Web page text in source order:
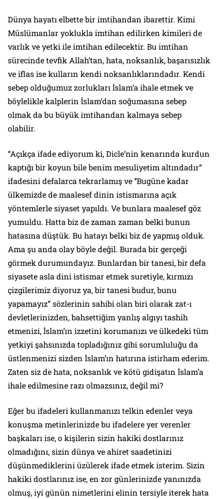
Dünya hayatı elbette bir imtihandan ibarettir. Kimi
Müslümanlar yoklukla imtihan edilirken kimileri de
varlık ve yetki ile imtihan edilecektir. Bu imtihan
sürecinde tevfik Allah’tan, hata, noksanlık, başarısızlık
ve iflas ise kulların kendi noksanlıklarındadır. Kendi
sebep olduğumuz zorlukları İslam’a ihale etmek ve
böylelikle kalplerin İslam’dan soğumasına sebep
olmak da bu büyük imtihandan kalmaya sebep
olabilir.
“Açıkça ifade ediyorum ki, Dicle’nin kenarında kurdun
kaptığı bir koyun bile benim mesuliyetim altındadır”
ifadesini defalarca tekrarlamış ve ‘‘Bugüne kadar
ülkemizde de maalesef dinin istismarına açık
yöntemlerle siyaset yapıldı. Ve bunlara maalesef göz
yumuldu. Hatta biz de zaman zaman belki bunun
hatasına düştük. Bu hatayı belki biz de yapmış olduk.
Ama şu anda olay böyle değil. Burada bir gerçeği
görmek durumundayız. Bunlardan bir tanesi, bir defa
siyasete asla dini istismar etmek suretiyle, kırmızı
çizgilerimiz diyoruz ya, bir tanesi budur, bunu
yapamayız” sözlerinin sahibi olan biri olarak zat-ı
devletlerinizden, bahsettiğim yanlış algıyı tashih
etmenizi, İslam’ın izzetini korumanızı ve ülkedeki tüm
yetkiyi şahsınızda topladığınız gibi sorumluluğu da
üstlenmenizi sizden İslam’ın hatırına istirham ederim.
Zaten siz de hata, noksanlık ve kötü gidişatın İslam’a
ihale edilmesine razı olmazsınız, değil mi?
Eğer bu ifadeleri kullanmanızı telkin edenler veya
konuşma metinlerinizde bu ifadelere yer verenler
başkaları ise, o kişilerin sizin hakiki dostlarınız
olmadığını, sizin dünya ve ahiret saadetinizi
düşünmediklerini üzülerek ifade etmek isterim. Sizin
hakiki dostlarınız ise, en zor günlerinizde yanınızda
olmuş, iyi günün nimetlerini elinin tersiyle iterek hata